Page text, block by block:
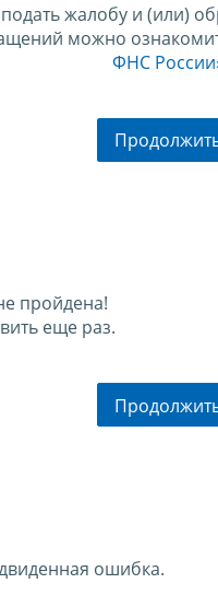
подать жалобу и (или)
можно
ФНС
пройдена!
еще раз.
ошибка.